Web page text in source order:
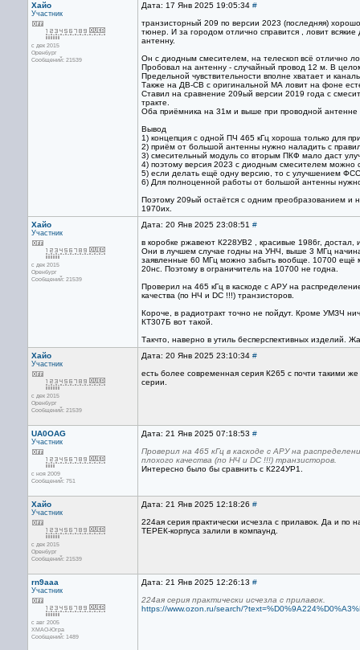
Хайо
Участник
с дек 2015
Оренбург
Сообщений: 21539
Дата: 17 Янв 2025 19:05:34 #
транзисторный 209 по версии 2023 (последняя)
тюнер. И за городом отлично справится , ловит
антенну.
Он с диодным смесителем, на телескоп всё отлично
Пробовал на антенну - случайный провод 12 м. В
Предельной чувствительности вполне хватает и
Также на ДВ-СВ с оригинальной МА ловит на фоне
Ставил на сравнение 209ый версии 2019 года с
тракте.
Оба приёмника на 31м и выше при проводной антенне
Вывод
1) концепция с одной ПЧ 465 кГц хороша только для
2) приём от большой антенны нужно наладить с
3) смесительный модуль со вторым ПКФ мало даст
4) поэтому версия 2023 с диодным смесителем можно
5) если делать ещё одну версию, то с улучшением
6) Для полноценной работы от большой антенны
Поэтому 209ый остаётся с одним преобразованием и
1970их.
Хайо
Участник
с дек 2015
Оренбург
Сообщений: 21539
Дата: 20 Янв 2025 23:08:51 #
в коробке ржавеют К228УВ2 , красивые 1986г, достал,
Они в лучшем случае годны на УНЧ, выше 3 МГц
заявленные 60 МГц можно забыть вообще. 10700 ещё
20нс. Поэтому в ограничитель на 10700 не годна.
Проверил на 465 кГц в каскоде с АРУ на
качества (по НЧ и DC !!!) транзисторов.
Короче, в радиотракт точно не пойдут. Кроме УМЗЧ
КТ307Б вот такой.
Такчто, наверно в утиль бесперспективных изделий.
Хайо
Участник
с дек 2015
Оренбург
Сообщений: 21539
Дата: 20 Янв 2025 23:10:34 #
есть более современная серия К265 с почти такими
серии.
UA0OAG
Участник
с ноя 2009
Сообщений: 751
Дата: 21 Янв 2025 07:18:53 #
Проверил на 465 кГц в каскоде с АРУ на
плохого качества (по НЧ и DC !!!) транзисторов.
Интересно было бы сравнить с К224УР1.
Хайо
Участник
с дек 2015
Оренбург
Сообщений: 21539
Дата: 21 Янв 2025 12:18:26 #
224ая серия практически исчезла с прилавок. Да и по
ТЕРЕК-корпуса залили в компаунд.
rn9aaa
Участник
с авг 2005
ХМАО-Югра
Сообщений: 1489
Дата: 21 Янв 2025 12:26:13 #
224ая серия практически исчезла с прилавок.
https://www.ozon.ru/search/